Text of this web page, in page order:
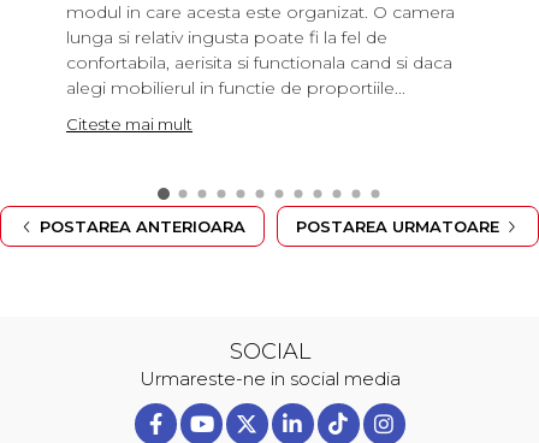
modul in care acesta este organizat. O camera
lunga si relativ ingusta poate fi la fel de
confortabila, aerisita si functionala cand si daca
alegi mobilierul in functie de proportiile...
Citeste mai mult
POSTAREA URMATOARE
POSTAREA ANTERIOARA
SOCIAL
Urmareste-ne in social media